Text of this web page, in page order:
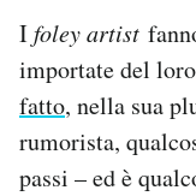
Ifoley artist
importate del
fatto, nella sua
rumorista,
passi – ed è